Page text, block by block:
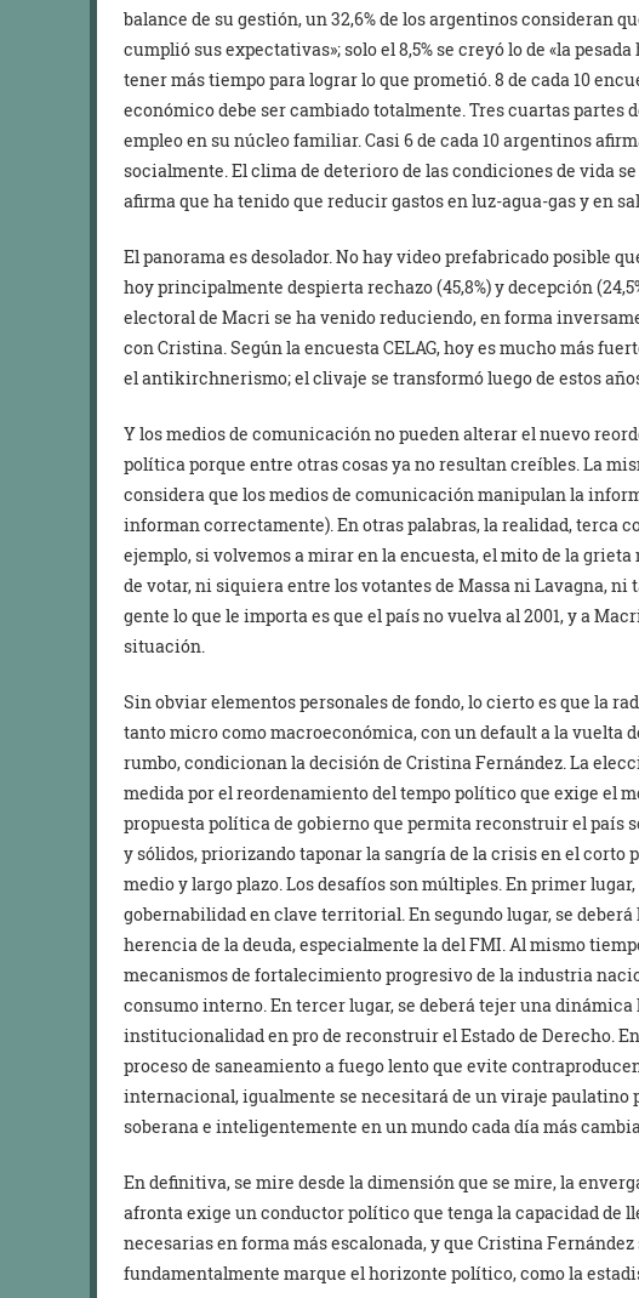
balance de su gestión, un 32,6% de los argentinos consideran
cumplió sus expectativas»; solo el 8,5% se creyó lo de «la
tener más tiempo para lograr lo que prometió. 8 de cada 10
económico debe ser cambiado totalmente. Tres cuartas partes
empleo en su núcleo familiar. Casi 6 de cada 10 argentinos
socialmente. El clima de deterioro de las condiciones de vida
afirma que ha tenido que reducir gastos en luz-agua-gas y en
El panorama es desolador. No hay video prefabricado posible
hoy principalmente despierta rechazo (45,8%) y decepción
electoral de Macri se ha venido reduciendo, en forma
con Cristina. Según la encuesta CELAG, hoy es mucho más
el antikirchnerismo; el clivaje se transformó luego de estos
Y los medios de comunicación no pueden alterar el nuevo
política porque entre otras cosas ya no resultan creíbles. La
considera que los medios de comunicación manipulan la
informan correctamente). En otras palabras, la realidad, terca
ejemplo, si volvemos a mirar en la encuesta, el mito de la grieta
de votar, ni siquiera entre los votantes de Massa ni Lavagna, ni
gente lo que le importa es que el país no vuelva al 2001, y a
situación.
Sin obviar elementos personales de fondo, lo cierto es que la
tanto micro como macroeconómica, con un default a la vuelta
rumbo, condicionan la decisión de Cristina Fernández. La
medida por el reordenamiento del tempo político que exige el
propuesta política de gobierno que permita reconstruir el país
y sólidos, priorizando taponar la sangría de la crisis en el corto
medio y largo plazo. Los desafíos son múltiples. En primer
gobernabilidad en clave territorial. En segundo lugar, se
herencia de la deuda, especialmente la del FMI. Al mismo
mecanismos de fortalecimiento progresivo de la industria
consumo interno. En tercer lugar, se deberá tejer una
institucionalidad en pro de reconstruir el Estado de Derecho.
proceso de saneamiento a fuego lento que evite
internacional, igualmente se necesitará de un viraje paulatino
soberana e inteligentemente en un mundo cada día más
En definitiva, se mire desde la dimensión que se mire, la
afronta exige un conductor político que tenga la capacidad de
necesarias en forma más escalonada, y que Cristina
fundamentalmente marque el horizonte político, como la